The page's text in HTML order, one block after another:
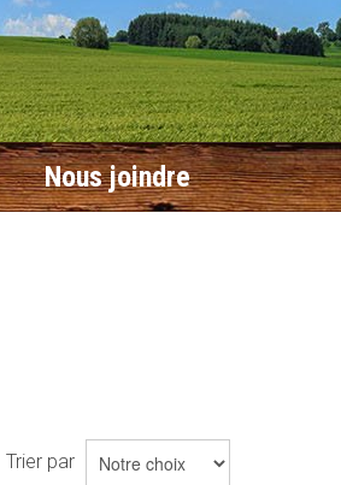
Nous joindre
Trier par